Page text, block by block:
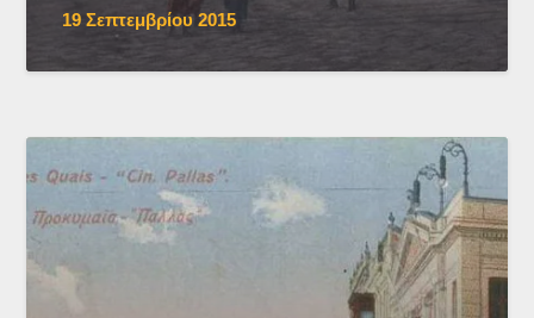
19 Σεπτεμβρίου 2015